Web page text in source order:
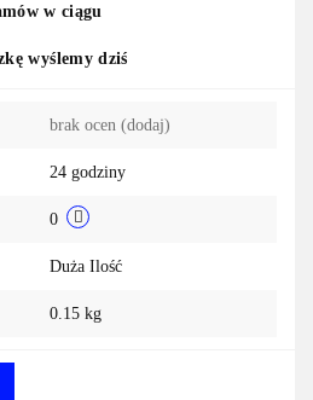
w ciągu
wyślemy dziś
brak ocen (dodaj)
24 godziny
0
Duża Ilość
0.15 kg